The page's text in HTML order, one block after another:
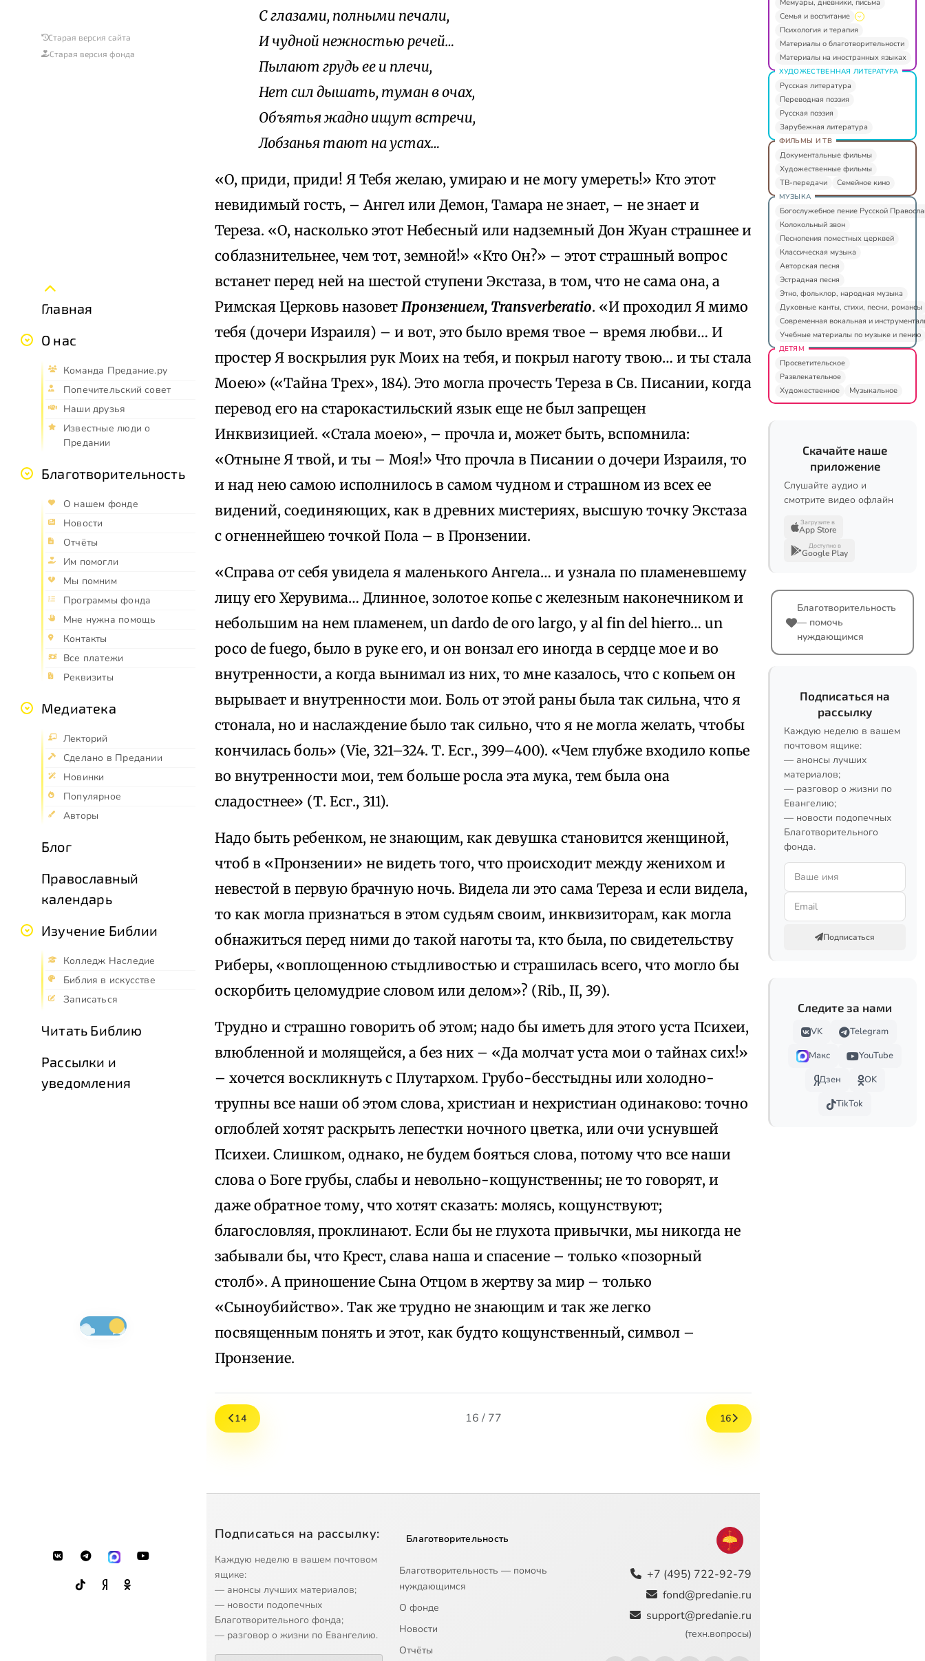
Старая версия сайта
Старая версия фонда
Главная
О нас
Команда Предание.ру
Попечительский совет
Наши друзья
Известные люди о
Предании
Благотворительность
О нашем фонде
Новости
Отчёты
Им помогли
Мы помним
Программы фонда
Мне нужна помощь
Контакты
Все платежи
Реквизиты
Медиатека
Лекторий
Сделано в Предании
Новинки
Популярное
Авторы
Блог
Православный
календарь
Изучение Библии
Колледж Наследие
Библия в искусстве
Записаться
Читать Библию
Рассылки и
уведомления
С глазами, полными печали,
И чудной нежностью речей…
Пылают грудь ее и плечи,
Нет сил дышать, туман в очах,
Объятья жадно ищут встречи,
Лобзанья тают на устах…
«О, приди, приди! Я Тебя желаю, умираю и не могу умереть!» Кто этот
невидимый гость, – Ангел или Демон, Тамара не знает, – не знает и
Тереза. «О, насколько этот Небесный или надземный Дон Жуан страшнее и
соблазнительнее, чем тот, земной!» «Кто Он?» – этот страшный вопрос
встанет перед ней на шестой ступени Экстаза, в том, что не сама она, а
Римская Церковь назовет Пронзением, Transverberatio. «И проходил Я мимо
тебя (дочери Израиля) – и вот, это было время твое – время любви… И
простер Я воскрылия рук Моих на тебя, и покрыл наготу твою… и ты стала
Моею» («Тайна Трех», 184). Это могла прочесть Тереза в Св. Писании, когда
перевод его на старокастильский язык еще не был запрещен
Инквизицией. «Стала моею», – прочла и, может быть, вспомнила:
«Отныне Я твой, и ты – Моя!» Что прочла в Писании о дочери Израиля, то
и над нею самою исполнилось в самом чудном и страшном из всех ее
видений, соединяющих, как в древних мистериях, высшую точку Экстаза
с огненнейшею точкой Пола – в Пронзении.
«Справа от себя увидела я маленького Ангела… и узнала по пламеневшему
лицу его Херувима… Длинное, золотое копье с железным наконечником и
небольшим на нем пламенем, un dardo de ого largo, у al fin del hierro… un
poco de fuego, было в руке его, и он вонзал его иногда в сердце мое и во
внутренности, а когда вынимал из них, то мне казалось, что с копьем он
вырывает и внутренности мои. Боль от этой раны была так сильна, что я
стонала, но и наслаждение было так сильно, что я не могла желать, чтобы
кончилась боль» (Vie, 321–324. Т. Есг., 399–400). «Чем глубже входило копье
во внутренности мои, тем больше росла эта мука, тем была она
сладостнее» (Т. Есг., 311).
Надо быть ребенком, не знающим, как девушка становится женщиной,
чтоб в «Пронзении» не видеть того, что происходит между женихом и
невестой в первую брачную ночь. Видела ли это сама Тереза и если видела,
то как могла признаться в этом судьям своим, инквизиторам, как могла
обнажиться перед ними до такой наготы та, кто была, по свидетельству
Риберы, «воплощенною стыдливостью и страшилась всего, что могло бы
оскорбить целомудрие словом или делом»? (Rib., II, 39).
Трудно и страшно говорить об этом; надо бы иметь для этого уста Психеи,
влюбленной и молящейся, а без них – «Да молчат уста мои о тайнах сих!»
– хочется воскликнуть с Плутархом. Грубо-бесстыдны или холодно-
трупны все наши об этом слова, христиан и нехристиан одинаково: точно
оглоблей хотят раскрыть лепестки ночного цветка, или очи уснувшей
Психеи. Слишком, однако, не будем бояться слова, потому что все наши
слова о Боге грубы, слабы и невольно-кощунственны; не то говорят, и
даже обратное тому, что хотят сказать: молясь, кощунствуют;
благословляя, проклинают. Если бы не глухота привычки, мы никогда не
забывали бы, что Крест, слава наша и спасение – только «позорный
столб». А приношение Сына Отцом в жертву за мир – только
«Сыноубийство». Так же трудно не знающим и так же легко
посвященным понять и этот, как будто кощунственный, символ –
Пронзение.
14 16 / 77 16
Подписаться на рассылку:
Каждую неделю в вашем почтовом
ящике:
— анонсы лучших материалов;
— новости подопечных
Благотворительного фонда;
— разговор о жизни по Евангелию.
Благотворительность
Благотворительность — помочь
нуждающимся
О фонде
Новости
Отчёты
+7 (495) 722-92-79
fond@predanie.ru
support@predanie.ru
(техн.вопросы)
Мемуары, дневники, письма
Семья и воспитание
Психология и терапия
Материалы о благотворительности
Материалы на иностранных языках
ХУДОЖЕСТВЕННАЯ ЛИТЕРАТУРА
Русская литература
Переводная поэзия
Русская поэзия
Зарубежная литература
ФИЛЬМЫ И ТВ
Документальные фильмы
Художественные фильмы
ТВ-передачи
Семейное кино
МУЗЫКА
Богослужебное пение Русской
Колокольный звон
Песнопения поместных церквей
Классическая музыка
Авторская песня
Эстрадная песня
Этно, фольклор, народная музыка
Духовные канты, стихи, песни, романсы
Современная вокальная и
Учебные материалы по музыке и пению
ДЕТЯМ
Просветительское
Развлекательное
Художественное
Музыкальное
Скачайте наше
приложение
Слушайте аудио и
смотрите видео офлайн
Загрузите в
App Store
Доступно в
Google Play
Благотворительность
— помочь
нуждающимся
Подписаться на
рассылку
Каждую неделю в вашем
почтовом ящике:
— анонсы лучших
материалов;
— разговор о жизни по
Евангелию;
— новости подопечных
Благотворительного
фонда.
Подписаться
Следите за нами
VK
Telegram
Макс
YouTube
Дзен
OK
TikTok